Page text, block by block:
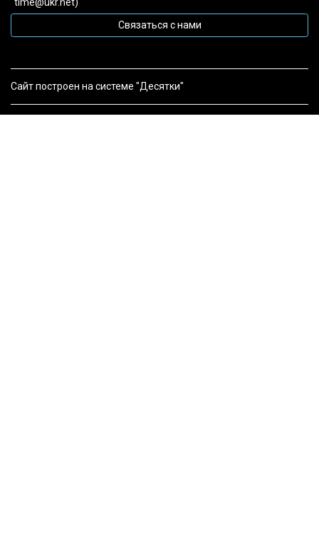
Связаться с нами
Сайт построен на системе "Десятки"